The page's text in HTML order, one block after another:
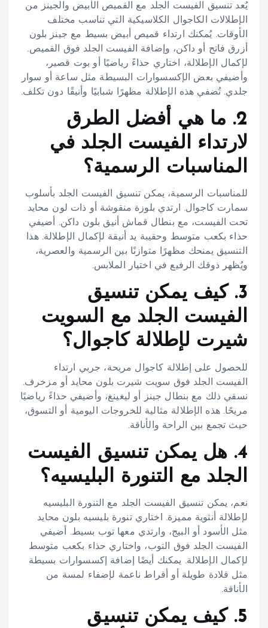
يُعد تنسيق الفيست الجلد مع القميص الأبيض والجينز من
الإطلالات الكاجوال الكلاسيكية التي تناسب مختلف
الأوقات. يُمكنك ارتداء قميص أبيض بسيط مع جينز بلون
أزرق فاتح أو داكن، وإضافة الفيست الجلد فوق القميص.
لإكمال الإطلالة، اختاري حذاءً رياضيًا أو بوت قصير،
وأضيفي بعض الإكسسوارات البسيطة مثل ساعة أو سوار
جلدي. تُضفي هذه الإطلالة مظهرًا شبابيًا وأنيقًا دون تكلف.​
2. ما هي أفضل الطرق
لارتداء الفيست الجلد في
المناسبات الرسمية؟
للمناسبات الرسمية، يمكن تنسيق الفيست الجلد بأسلوب
سمارت كاجوال. ارتدي بلوزة منقوشة أو ذات لون محايد
تحت الفيست، مع بنطال قماش أنيق بلون داكن. أضيفي
حذاء بكعب متوسط وحقيبة يد أنيقة لإكمال الإطلالة. هذا
التنسيق يمنحك مظهرًا متوازنًا بين الرسمية والعصرية،
ويُظهر ذوقك الرفيع في اختيار الملابس.​
3. كيف يمكن تنسيق
الفيست الجلد مع السويت
شيرت لإطلالة كاجوال؟
للحصول على إطلالة كاجوال مريحة، جربي ارتداء
الفيست الجلد فوق سويت شيرت بلون محايد أو مزخرف.
نسقي ذلك مع بنطال جينز أو ليغينغ، وأضيفي حذاءً رياضيًا
مريحًا. هذه الإطلالة مثالية للخروجات اليومية أو التسوق،
حيث تجمع بين الراحة والأناقة.​
4. هل يمكن تنسيق الفيست
الجلد مع التنورة البليسيه؟
نعم، يمكن تنسيق الفيست الجلد مع التنورة البليسيه
لإطلالة أنثوية مميزة. اختاري تنورة بليسيه بلون محايد
مثل الأسود أو البيج، وارتدي معها توب بسيط. أضيفي
الفيست الجلد فوق التوب، واختاري حذاء بكعب متوسط
لإكمال الإطلالة. يمكنك أيضًا إضافة إكسسوارات بسيطة
مثل قلادة طويلة أو أقراط ناعمة لإضفاء لمسة من
الأناقة.​
5. كيف يمكن تنسيق